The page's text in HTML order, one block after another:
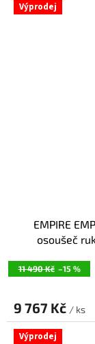
Výprodej
11 490 Kč –15 %
EMPIRE
osoušeč
9 767 Kč / ks
Výprodej